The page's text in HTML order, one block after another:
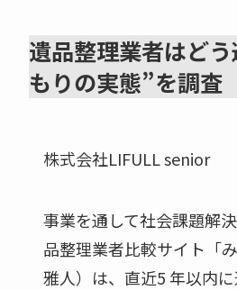
遺品整理業者はど
もりの実態”を調査
株式会社LIFULL senior
事業を通して社会課題解
品整理業者比較サイト「
雅人）は、直近5 年以内